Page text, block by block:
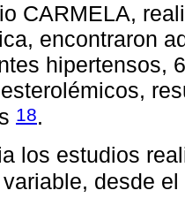
CARMELA,
encontraron
hipertensos,
18.
los estudios
desde